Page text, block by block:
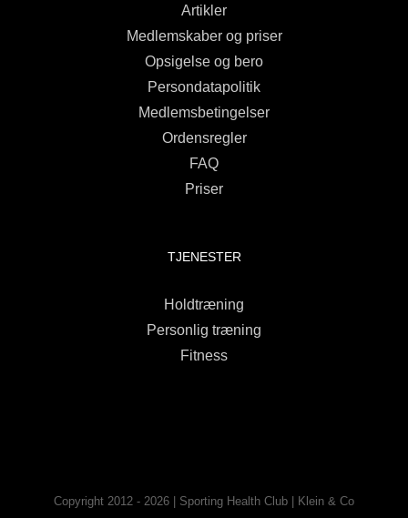
Artikler
Medlemskaber og priser
Opsigelse og bero
Persondatapolitik
Medlemsbetingelser
Ordensregler
FAQ
Priser
TJENESTER
Holdtræning
Personlig træning
Fitness
Copyright 2012 - 2026 | Sporting Health Club | Klein & Co